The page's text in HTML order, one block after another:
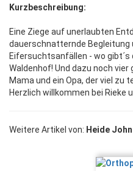
Kurzbeschreibung:
Eine Ziege auf unerlaubten
dauerschnatternde Begleitung
Eifersuchtsanfällen - wo gibt´s
Waldenhof! Und dazu noch
Mama und ein Opa, der viel zu
Herzlich willkommen bei Rieke
Weitere Artikel von: Heide John